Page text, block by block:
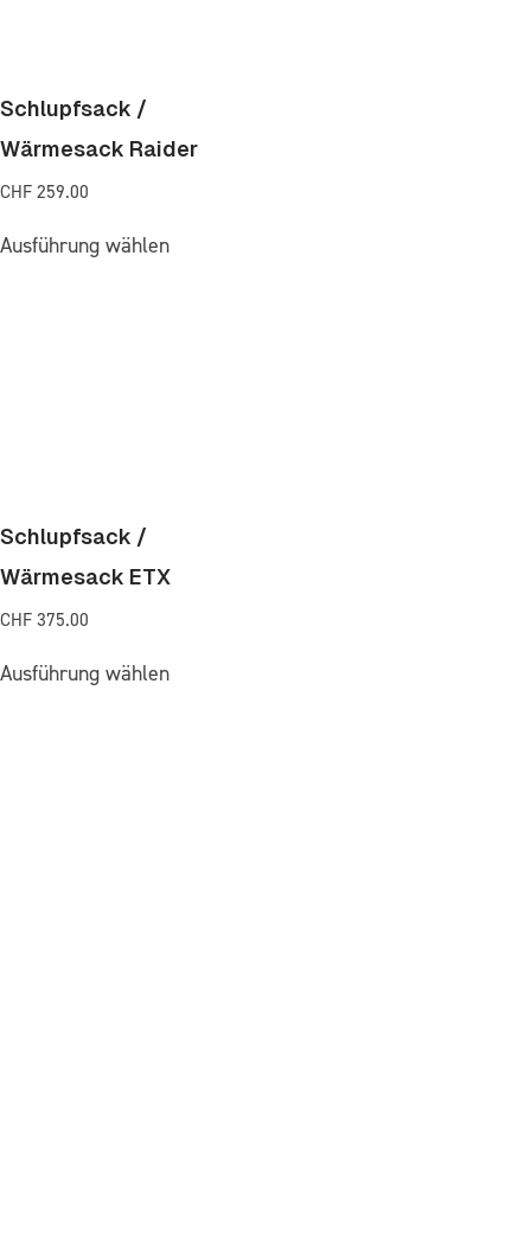
Schlupfsack /
Wärmesack Raider
CHF 259.00
Ausführung wählen
Schlupfsack /
Wärmesack ETX
CHF 375.00
Ausführung wählen